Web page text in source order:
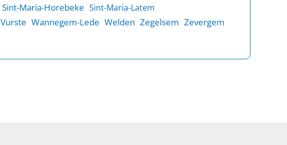
Sint-Maria-Horebeke Sint-Maria-Latem
Vurste Wannegem-Lede Welden Zegelsem Zevergem